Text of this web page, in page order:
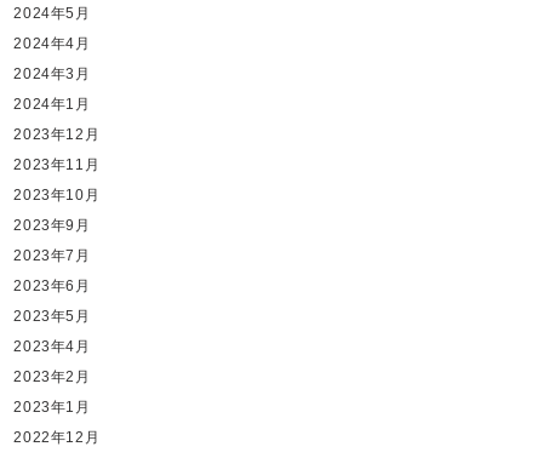
2024年5月
2024年4月
2024年3月
2024年1月
2023年12月
2023年11月
2023年10月
2023年9月
2023年7月
2023年6月
2023年5月
2023年4月
2023年2月
2023年1月
2022年12月